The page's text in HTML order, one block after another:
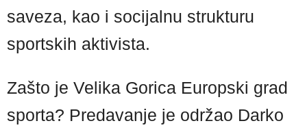
saveza, kao i socijalnu strukturu
sportskih aktivista.
Zašto je Velika Gorica Europski grad
sporta? Predavanje je održao Darko